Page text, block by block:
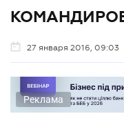
27 января 2016, 09:03
Реклама